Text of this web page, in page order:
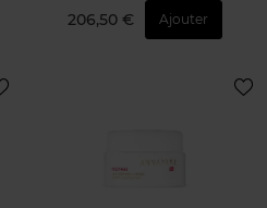
206,50 € Ajouter